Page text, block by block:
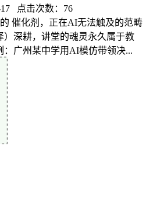
17 点击次数：76
催化剂，正在AI无法触及的范畴
）深耕，讲堂的魂灵永久属于教
：广州某中学用AI模仿带领决...